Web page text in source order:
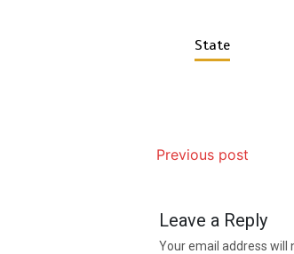
State
Previous post
Leave a Reply
Your email address will